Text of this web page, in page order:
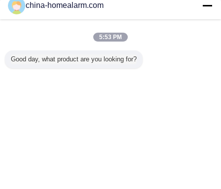
Trust Seal
Verified Suplier
すべての製品
china-homealarm.com
5:53 PM
Good day, what product are you looking for?